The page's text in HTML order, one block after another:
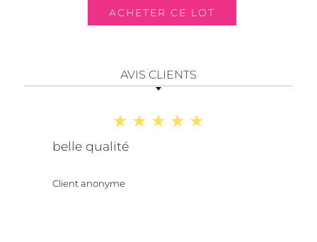
AVIS CLIENTS
belle qualité
Client anonyme